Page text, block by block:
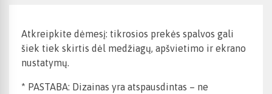
Atkreipkite dėmesį: tikrosios prekės spalvos gali
šiek tiek skirtis dėl medžiagų, apšvietimo ir ekrano
nustatymų.
* PASTABA: Dizainas yra atspausdintas – ne